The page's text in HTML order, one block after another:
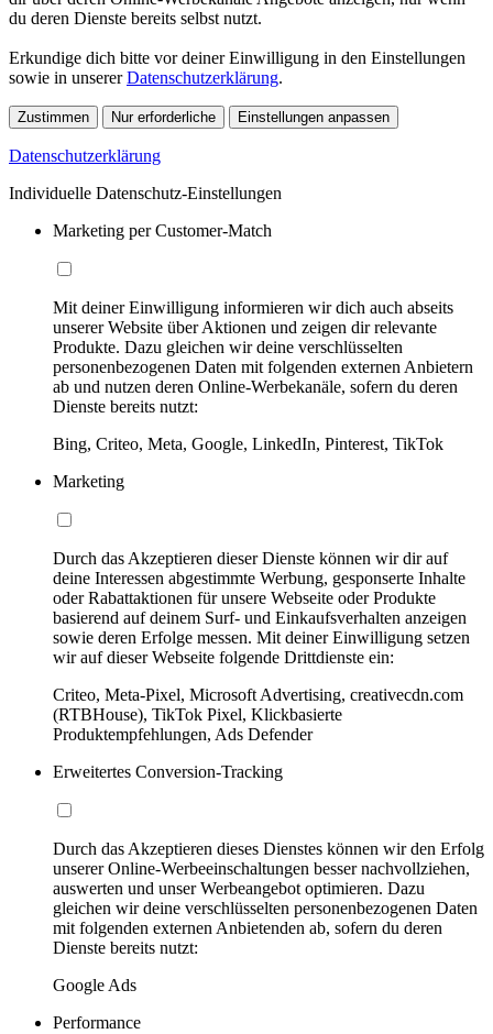
du deren Dienste bereits selbst nutzt.
Erkundige dich bitte vor deiner Einwilligung in den Einstellungen
sowie in unsererDatenschutzerklärung.
Zustimmen Nur erforderliche Einstellungen anpassen
Datenschutzerklärung
Individuelle Datenschutz-Einstellungen
Marketing per Customer-Match
Mit deiner Einwilligung informieren wir dich auch abseits
unserer Website über Aktionen und zeigen dir relevante
Produkte. Dazu gleichen wir deine verschlüsselten
personenbezogenen Daten mit folgenden externen Anbietern
ab und nutzen deren Online-Werbekanäle, sofern du deren
Dienste bereits nutzt:
Bing, Criteo, Meta, Google, LinkedIn, Pinterest, TikTok
Marketing
Durch das Akzeptieren dieser Dienste können wir dir auf
deine Interessen abgestimmte Werbung, gesponserte Inhalte
oder Rabattaktionen für unsere Webseite oder Produkte
basierend auf deinem Surf- und Einkaufsverhalten anzeigen
sowie deren Erfolge messen. Mit deiner Einwilligung setzen
wir auf dieser Webseite folgende Drittdienste ein:
Criteo, Meta-Pixel, Microsoft Advertising, creativecdn.com
(RTBHouse), TikTok Pixel, Klickbasierte
Produktempfehlungen, Ads Defender
Erweitertes Conversion-Tracking
Durch das Akzeptieren dieses Dienstes können wir den Erfolg
unserer Online-Werbeeinschaltungen besser nachvollziehen,
auswerten und unser Werbeangebot optimieren. Dazu
gleichen wir deine verschlüsselten personenbezogenen Daten
mit folgenden externen Anbietenden ab, sofern du deren
Dienste bereits nutzt:
Google Ads
Performance